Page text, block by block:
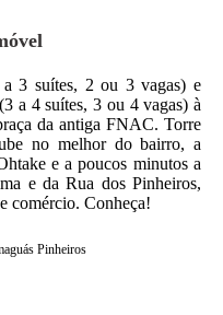
3 suítes, 2 ou 3 vagas) e
a 4 suítes, 3 ou 4 vagas) à
da antiga FNAC. Torre
no melhor do bairro, a
e a poucos minutos a
e da Rua dos Pinheiros,
comércio. Conheça!
Pinheiros